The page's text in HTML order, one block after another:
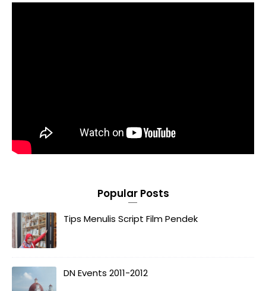
Popular Posts
Tips Menulis Script Film Pendek
DN Events 2011-2012